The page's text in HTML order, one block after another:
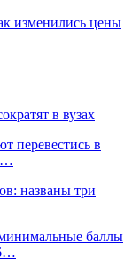
изменились цены
в вузах
перевестись в
названы три
баллы